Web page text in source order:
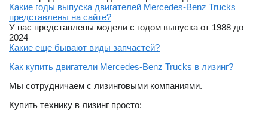
Какие годы выпуска двигателей Mercedes-Benz Trucks
представлены на сайте?
У нас представлены модели с годом выпуска от 1988 до
2024
Какие еще бывают виды запчастей?
Как купить двигатели Mercedes-Benz Trucks в лизинг?
Мы сотрудничаем с лизинговыми компаниями.
Купить технику в лизинг просто: